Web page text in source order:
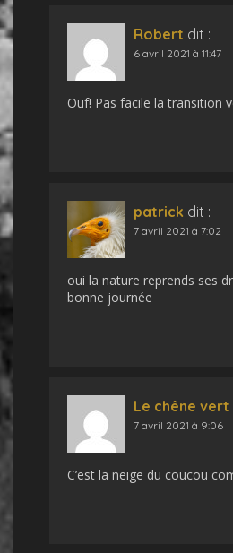
Robert dit :
6 avril 2021 à 11:47
Ouf! Pas facile la transition
patrick dit :
7 avril 2021 à 7:02
oui la nature reprends ses
bonne journée
Le chêne vert
7 avril 2021 à 9:06
C’est la neige du coucou